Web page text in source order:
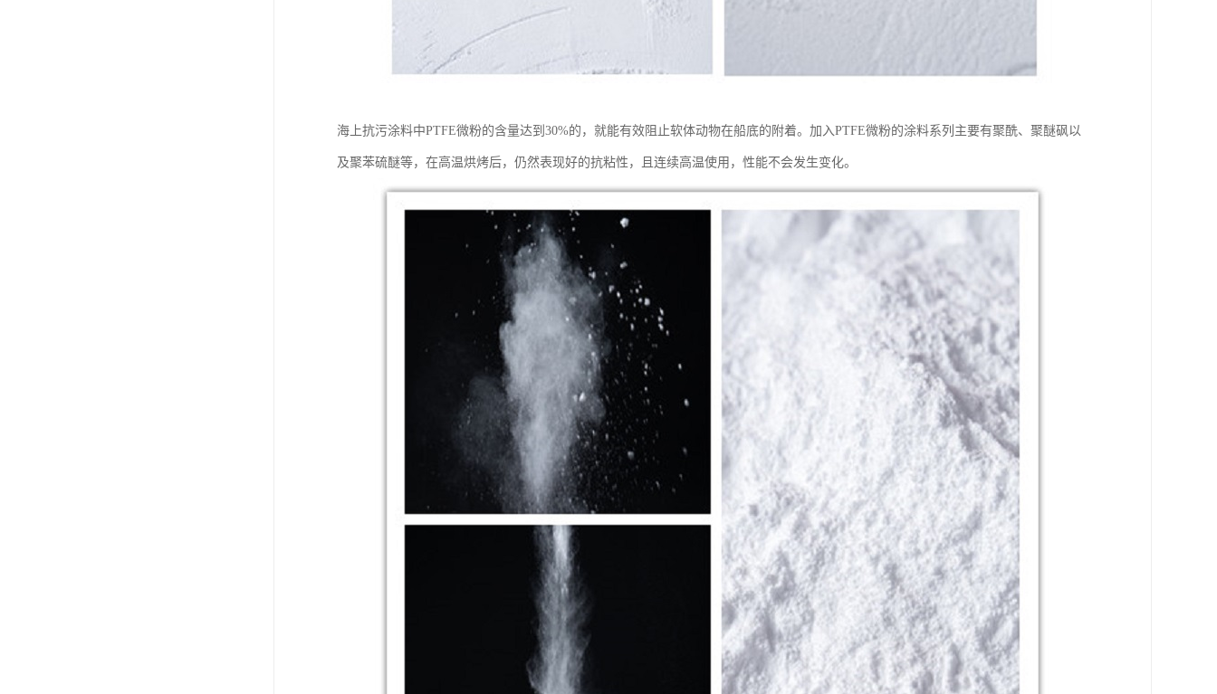
海上抗污涂料中PTFE微粉的含量达到30%的，就能有效阻止软体动物在船底的附着。加入PTFE微粉的涂料系列主要有聚酰、聚醚砜以
及聚苯硫醚等，在高温烘烤后，仍然表现好的抗粘性，且连续高温使用，性能不会发生变化。